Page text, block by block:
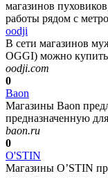
магазинов
работы рядом с
oodji
В сети магазинов
OGGI) можно
oodji.com
0
Baon
Магазины Baon
предназначенную
baon.ru
0
O'STIN
Магазины O’STIN